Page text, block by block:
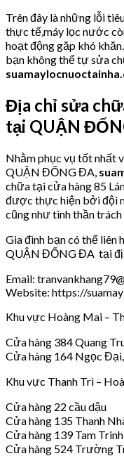
Trên đây là những lỗi
thực tế,máy lọc nước
hoạt động gặp khó
bạn không thể tự sửa
Địa chỉ sửa
tại QUẬN
Nhằm phục vụ tốt nhất
QUẬN ĐỐNG ĐA,
chữa tại cửa hàng 85
được thực hiện bởi đội
cũng như tinh thần trách
Gia đình bạn có thể liên
QUẬN ĐỐNG ĐA tại
Email:
Website: https://
Khu vực Hoàng Mai –
Cửa hàng 384 Quang
Cửa hàng 164 Ngọc
Khu vực Thanh Trì –
Cửa hàng 22 cầu dậu
Cửa hàng 135 Thanh
Cửa hàng 139 Tam Trinh
Cửa hàng 524 Trường